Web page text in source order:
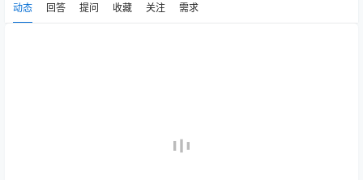
动态 回答 提问 收藏 关注 需求